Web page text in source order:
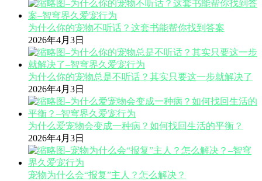
为什么你的宠物不听话？这套书能帮你找到答案
2026年4月3日
为什么你的宠物总是不听话？其实只要这一步就解决了
2026年4月3日
为什么爱宠物会变成一种病？如何找回生活的平衡？
2026年4月3日
宠物为什么会“报复”主人？怎么解决？